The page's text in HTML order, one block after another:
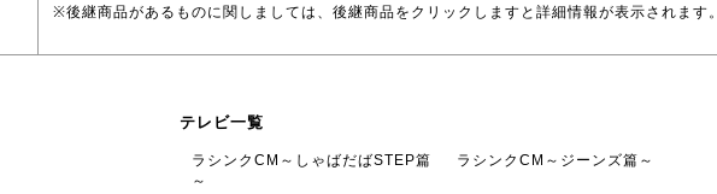
※後継商品があるものに関しましては、後継商品をクリックしますと詳細情報が表示されます。
テレビ一覧
ラシンクCM～しゃばだばSTEP篇
～
ラシンクCM～ジーンズ篇～